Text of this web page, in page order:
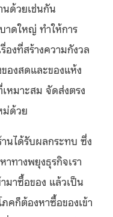
ด้วยเช่นกัน
าดใหญ่ ทำให้การ
งที่สร้างความกังวล
องสดและของแห้ง
หมาะสม จัดส่งตรง
ม่ด้วย
นได้รับผลกระทบ ซึ่ง
าทางพยุงธุรกิจเรา
มาซื้อของ แล้วเป็น
คก็ต้องหาซื้อของเข้า